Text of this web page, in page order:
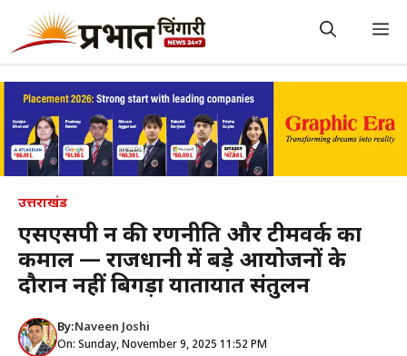
content
उत्तराखंड
एसएसपी दून की रणनीति और टीमवर्क का
कमाल — राजधानी में बड़े आयोजनों के
दौरान नहीं बिगड़ा यातायात संतुलन
By:Naveen Joshi
On: Sunday, November 9, 2025 11:52 PM